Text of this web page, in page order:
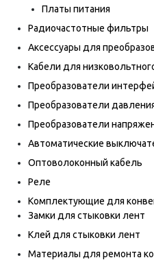
Платы питания
Радиочастотные фильтры
Аксессуары для
Кабели для
Преобразователи
Преобразователи
Преобразователи
Автоматические
Оптоволоконный кабель
Реле
Комплектующие для
Замки для стыковки лент
Клей для стыковки лент
Материалы для ремонта